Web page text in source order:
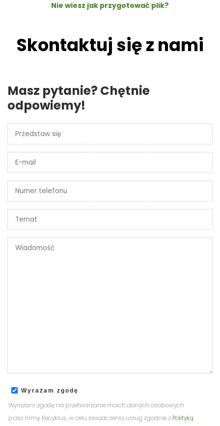
Nie wiesz jak przygotować plik?
Skontaktuj się z nami
Masz pytanie? Chętnie
odpowiemy!
Wyrażam zgodę
Wyrażam zgodę na przetwarzanie moich danych osobowych
przez firmę Recyklus, w celu świadczenia usług zgodnie z Polityką